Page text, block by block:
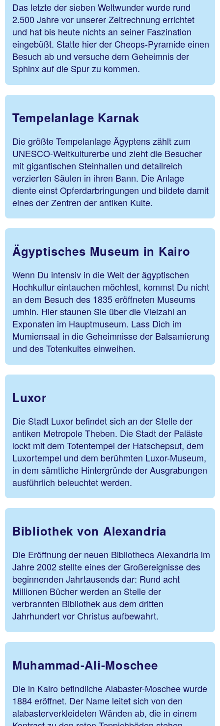
Das letzte der sieben Weltwunder wurde rund
2.500 Jahre vor unserer Zeitrechnung errichtet
und hat bis heute nichts an seiner Faszination
eingebüßt. Statte hier der Cheops-Pyramide einen
Besuch ab und versuche dem Geheimnis der
Sphinx auf die Spur zu kommen.
Tempelanlage Karnak
Die größte Tempelanlage Ägyptens zählt zum
UNESCO-Weltkulturerbe und zieht die Besucher
mit gigantischen Steinhallen und detailreich
verzierten Säulen in ihren Bann. Die Anlage
diente einst Opferdarbringungen und bildete damit
eines der Zentren der antiken Kulte.
Ägyptisches Museum in Kairo
Wenn Du intensiv in die Welt der ägyptischen
Hochkultur eintauchen möchtest, kommst Du nicht
an dem Besuch des 1835 eröffneten Museums
umhin. Hier staunen Sie über die Vielzahl an
Exponaten im Hauptmuseum. Lass Dich im
Mumiensaal in die Geheimnisse der Balsamierung
und des Totenkultes einweihen.
Luxor
Die Stadt Luxor befindet sich an der Stelle der
antiken Metropole Theben. Die Stadt der Paläste
lockt mit dem Totentempel der Hatschepsut, dem
Luxortempel und dem berühmten Luxor-Museum,
in dem sämtliche Hintergründe der Ausgrabungen
ausführlich beleuchtet werden.
Bibliothek von Alexandria
Die Eröffnung der neuen Bibliotheca Alexandria im
Jahre 2002 stellte eines der Großereignisse des
beginnenden Jahrtausends dar: Rund acht
Millionen Bücher werden an Stelle der
verbrannten Bibliothek aus dem dritten
Jahrhundert vor Christus aufbewahrt.
Muhammad-Ali-Moschee
Die in Kairo befindliche Alabaster-Moschee wurde
1884 eröffnet. Der Name leitet sich von den
alabasterverkleideten Wänden ab, die in einem